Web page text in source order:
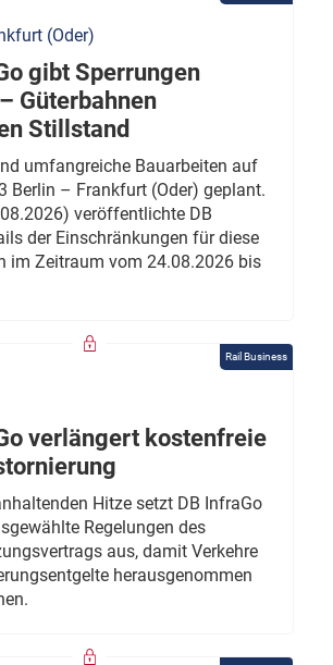
(Oder)
gibt Sperrungen
Güterbahnen
Stillstand
umfangreiche Bauarbeiten auf
Berlin – Frankfurt (Oder) geplant.
veröffentlichte DB
der Einschränkungen für diese
im Zeitraum vom 24.08.2026 bis
Rail Business
verlängert kostenfreie
Hitze setzt DB InfraGo
Regelungen des
aus, damit Verkehre
herausgenommen